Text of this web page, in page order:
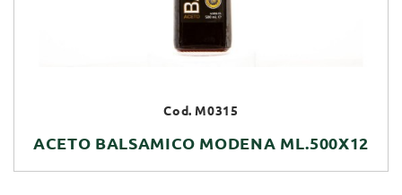
Cod. M0315
ACETO BALSAMICO MODENA ML.500X12